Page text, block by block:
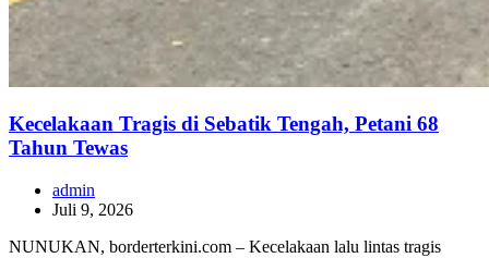
Kecelakaan Tragis di Sebatik Tengah, Petani 68
Tahun Tewas
admin
Juli 9, 2026
NUNUKAN, borderterkini.com – Kecelakaan lalu lintas tragis